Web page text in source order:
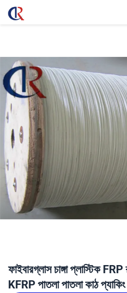
ফাইবারগ্লাস চাঙ্গা প্লাস্টিক
KFRP পাতলা পাতলা কাঠ প্যাকিং